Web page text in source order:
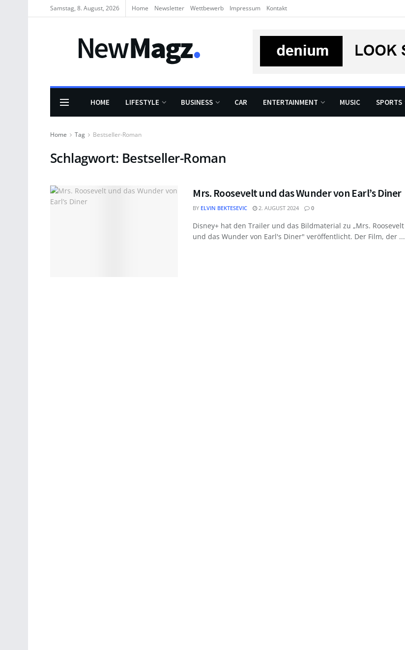
Samstag, 8. August, 2026 Home Newsletter Wettbewerb Impressum Kontakt
HOME LIFESTYLE BUSINESS CAR ENTERTAINMENT MUSIC SPORTS
Home Tag Bestseller-Roman
Schlagwort: Bestseller-Roman
Mrs. Roosevelt und das Wunder von Earl’s Diner
BY ELVIN BEKTESEVIC 2. AUGUST 2024 0
Disney+ hat den Trailer und das Bildmaterial zu „Mrs. Roosevelt
und das Wunder von Earl's Diner" veröffentlicht. Der Film, der ...